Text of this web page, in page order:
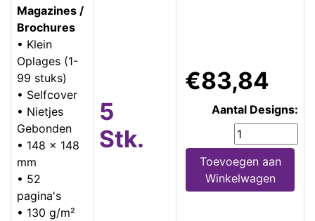
Magazines /
Brochures
• Klein
Oplages (1-
99 stuks)
• Selfcover
• Nietjes
Gebonden
• 148 x 148
mm
• 52
pagina's
• 130 g/m²
5
Stk.
€83,84
Aantal Designs:
Toevoegen aan
Winkelwagen